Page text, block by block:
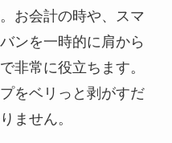
お会計の時や、スマ
ンを一時的に肩から
非常に役立ちます。
をベリっと剥がすだ
ません。